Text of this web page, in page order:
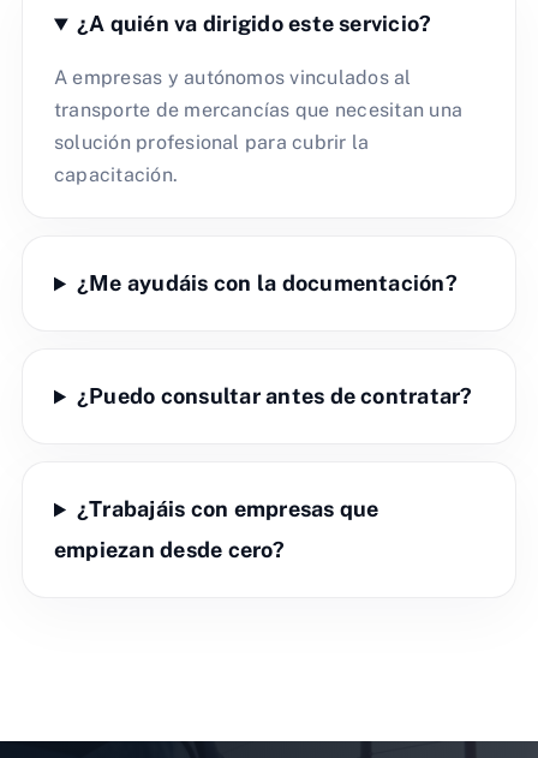
¿A quién va dirigido este servicio?
A empresas y autónomos vinculados al
transporte de mercancías que necesitan una
solución profesional para cubrir la
capacitación.
¿Me ayudáis con la documentación?
¿Puedo consultar antes de contratar?
¿Trabajáis con empresas que
empiezan desde cero?